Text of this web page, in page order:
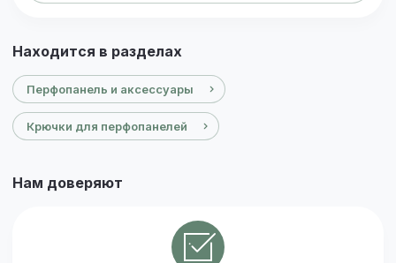
Находится в разделах
Перфопанель и аксессуары
Крючки для перфопанелей
Нам доверяют